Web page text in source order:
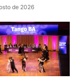
de 2026